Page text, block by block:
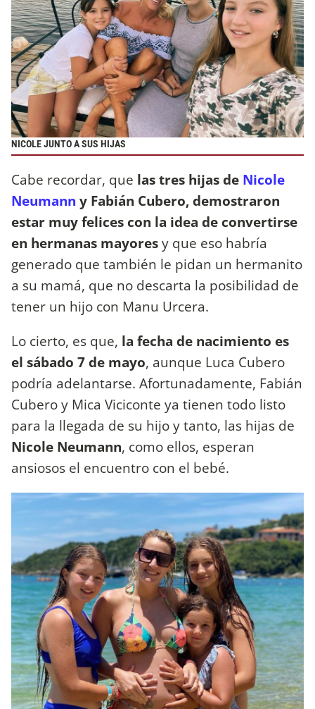
NICOLE JUNTO A SUS HIJAS
Cabe recordar, que las tres hijas de Nicole
Neumann y Fabián Cubero, demostraron
estar muy felices con la idea de convertirse
en hermanas mayoresy que eso habría
generado que también le pidan un hermanito
a su mamá, que no descarta la posibilidad de
tener un hijo con Manu Urcera.
Lo cierto, es que, la fecha de nacimiento es
el sábado 7 de mayo, aunque Luca Cubero
podría adelantarse. Afortunadamente, Fabián
Cubero y Mica Viciconte ya tienen todo listo
para la llegada de su hijo y tanto, las hijas de
Nicole Neumann, como ellos, esperan
ansiosos el encuentro con el bebé.